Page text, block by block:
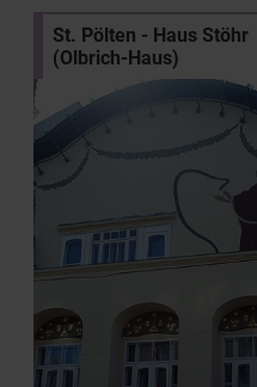
St. Pölten - Haus Stöhr
(Olbrich-Haus)